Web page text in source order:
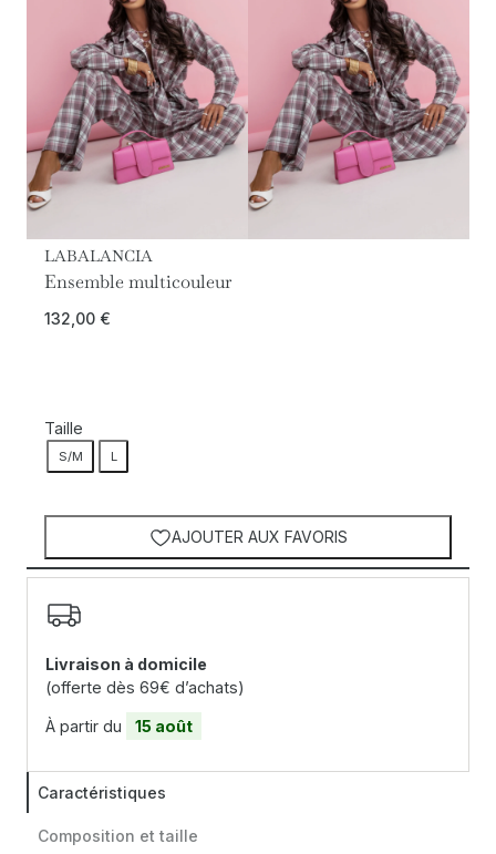
LABALANCIA
Ensemble multicouleur
132,00 €
Taille
S/M L
AJOUTER AUX FAVORIS
Livraison à domicile
(offerte dès 69€ d’achats)
À partir du 15 août
Caractéristiques
Composition et taille